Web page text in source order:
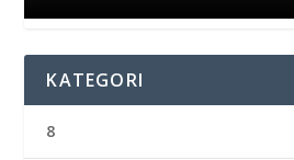
KATEGORI
8